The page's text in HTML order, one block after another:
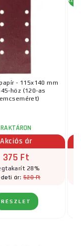
- 115x140 mm
höz (120-as
RAKTÁRON
Akciós ár
375 Ft
28%
ár:520 Ft
RÉSZLET